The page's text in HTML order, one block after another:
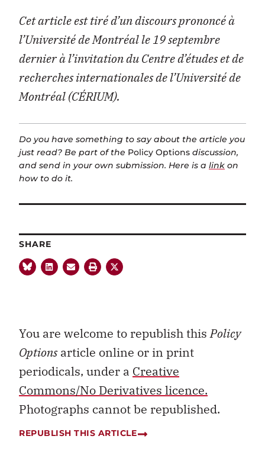
Cet article est tiré d’un discours prononcé à
l’Université de Montréal le 19 septembre
dernier à l’invitation du Centre d’études et de
recherches internationales de l’Université de
Montréal (CÉRIUM).
Do you have something to say about the article you
just read? Be part of the Policy Options discussion,
and send in your own submission. Here is a link on
how to do it.
SHARE
You are welcome to republish thisPolicy
Optionsarticle online or in print
periodicals, under a Creative
Commons/No Derivatives licence.
Photographs cannot be republished.
REPUBLISH THIS ARTICLE